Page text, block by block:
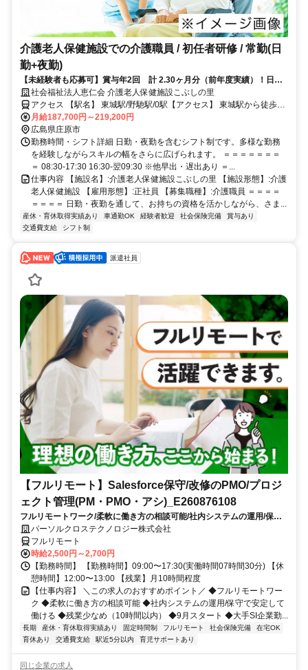
介護老人保健施設での介護職員 / 初任者研修 / 常勤(日
勤+夜勤)
【未経験者も応募可】賞与年2回 計 2.30ヶ月分（前年度実績）！日勤
のみ募集！【年休120日以上】
社会福祉法人恵仁会 介護老人保健施設こぶしの里
アクセス 【駅名】 東城駅/野馳駅/0駅【アクセス】 東城駅から徒歩1
分
月給187,700円～219,200円
広島県庄原市
勤務時間・シフト詳細 日勤・夜勤を含むシフト制です。多様な勤務
を経験しながらスキルの幅をさらに広げられます。 ＝＝＝＝＝＝＝
＝ 08:30-17:30 16:30-翌09:30 ※他早出・遅出あり ＝...
仕事内容 【施設名】:介護老人保健施設こぶしの里 【施設形態】:介護
老人保健施設 【雇用形態】:正社員 【募集職種】:介護職員 ＝＝＝＝
＝＝＝＝ 日勤・夜勤を通して、お持ちの資格を活かしながら、さま...
産休・育休取得実績あり 車通勤OK 経験者歓迎 社会保険完備
賞与あり
交通費支給
シフト制
派遣社員
【フルリモート】Salesforce保守/改修のPMO/プロジ
ェクト管理(PM・PMO・アシ)_E260876108
フルリモートワーク/柔軟に働き方の相談可能/社内システムの運用/保守
で安定して働ける/残業少なめ（10時間以内）/9月スタート/大手SI企業勤
務
パーソルクロステクノロジー株式会社
フルリモート
時給2,500円～2,700円
【勤務時間】 【勤務時間】09:00〜17:30(実働時間07時間30分) 【休
憩時間】12:00〜13:00 【残業】月10時間程度
【仕事内容】 ＼この求人のおすすめポイント／ ◆フルリモートワー
ク ◆柔軟に働き方の相談可能 ◆社内システムの運用/保守で安定して
働ける ◆残業少なめ（10時間以内） ◆9月スタート ◆大手SI企業勤...
長期 産休・育休取得実績あり 固定時間制 フルリモート 社会保険完備
在宅OK
育休あり
交通費支給 駅近5分以内 育児サポートあり
同じ企業の求人